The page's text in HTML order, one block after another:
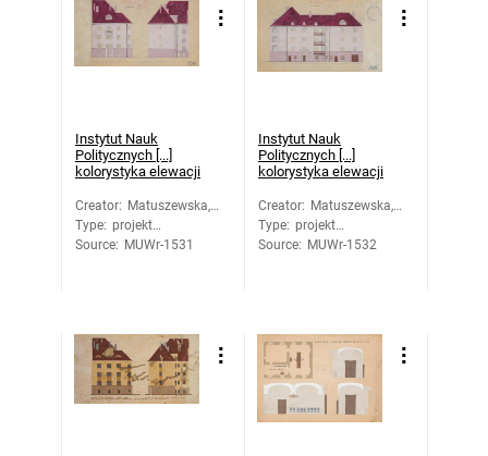
Instytut Nauk
Politycznych [...]
kolorystyka elewacji
Creator: Matuszewska,
Barbara
Type: projekt
architektoniczny
Source: MUWr-1531
Instytut Nauk
Politycznych [...]
kolorystyka elewacji
Creator: Matuszewska,
Barbara
Type: projekt
architektoniczny
Source: MUWr-1532